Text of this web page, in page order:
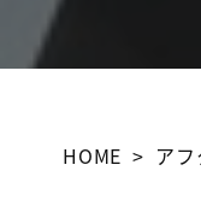
HOME ア